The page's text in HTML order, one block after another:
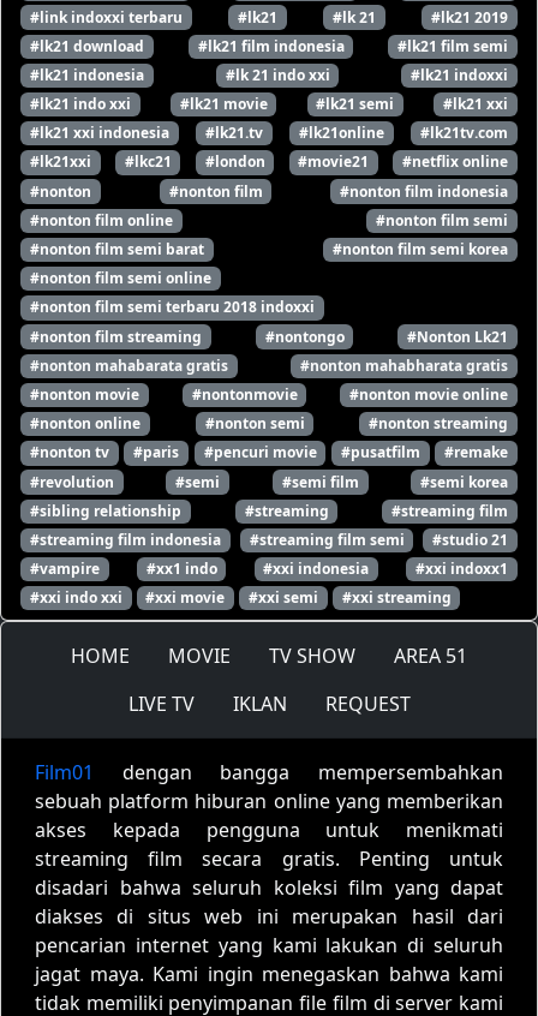
#link indoxxi terbaru
#lk21 #lk 21
#lk21 2019
#lk21 download
#lk21 film indonesia
#lk21 film semi
#lk21 indonesia
#lk 21 indo xxi
#lk21 indoxxi
#lk21 indo xxi
#lk21 movie #lk21 semi
#lk21 xxi
#lk21 xxi indonesia
#lk21.tv #lk21online
#lk21tv.com
#lk21xxi
#lkc21 #london #movie21
#netflix online
#nonton
#nonton film
#nonton film indonesia
#nonton film online
#nonton film semi
#nonton film semi barat
#nonton film semi korea
#nonton film semi online
#nonton film semi terbaru 2018 indoxxi
#nonton film streaming
#nontongo
#Nonton Lk21
#nonton mahabarata gratis
#nonton mahabharata gratis
#nonton movie
#nontonmovie
#nonton movie online
#nonton online
#nonton semi
#nonton streaming
#nonton tv
#paris #pencuri movie #pusatfilm
#remake
#revolution
#semi #semi film
#semi korea
#sibling relationship
#streaming
#streaming film
#streaming film indonesia
#streaming film semi
#studio 21
#vampire
#xx1 indo #xxi indonesia
#xxi indoxx1
#xxi indo xxi
#xxi movie #xxi semi #xxi streaming
HOME MOVIE TV SHOW
AREA 51
LIVE TV
IKLAN REQUEST
Film01
dengan bangga mempersembahkan
sebuah platform hiburan online yang memberikan
akses kepada pengguna untuk menikmati
streaming film secara gratis. Penting untuk
disadari bahwa seluruh koleksi film yang dapat
diakses di situs web ini merupakan hasil dari
pencarian internet yang kami lakukan di seluruh
jagat maya. Kami ingin menegaskan bahwa kami
tidak memiliki penyimpanan file film di server kami